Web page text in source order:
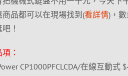
商品都可以在現場找到(看詳情)，
！
：
CP1000PFCLCDA/在線互動